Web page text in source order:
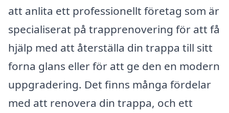
att anlita ett professionellt företag som är
specialiserat på trapprenovering för att få
hjälp med att återställa din trappa till sitt
forna glans eller för att ge den en modern
uppgradering. Det finns många fördelar
med att renovera din trappa, och ett